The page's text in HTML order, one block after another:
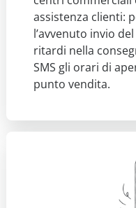
assistenza clienti:
l’avvenuto invio
ritardi nella
SMS gli orari di
punto vendita.